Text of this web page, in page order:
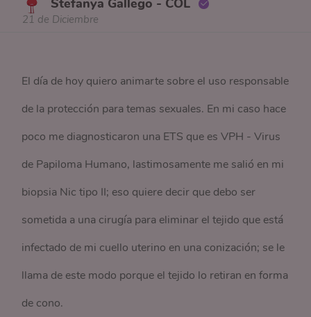
Stefanya Gallego - COL
21 de Diciembre
El día de hoy quiero animarte sobre el uso responsable
de la protección para temas sexuales. En mi caso hace
poco me diagnosticaron una ETS que es VPH - Virus
de Papiloma Humano, lastimosamente me salió en mi
biopsia Nic tipo II; eso quiere decir que debo ser
sometida a una cirugía para eliminar el tejido que está
infectado de mi cuello uterino en una conización; se le
llama de este modo porque el tejido lo retiran en forma
de cono.